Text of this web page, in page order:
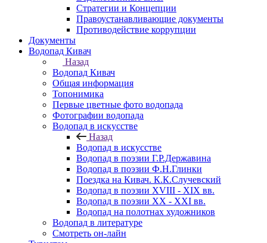
Стратегии и Концепции
Правоустанавливающие документы
Противодействие коррупции
Документы
Водопад Кивач
Назад
Водопад Кивач
Общая информация
Топонимика
Первые цветные фото водопада
Фотографии водопада
Водопад в искусстве
Назад
Водопад в искусстве
Водопад в поэзии Г.Р.Державина
Водопад в поэзии Ф.Н.Глинки
Поездка на Кивач. К.К.Случевский
Водопад в поэзии XVIII - XIX вв.
Водопад в поэзии XX - XXI вв.
Водопад на полотнах художников
Водопад в литературе
Смотреть он-лайн